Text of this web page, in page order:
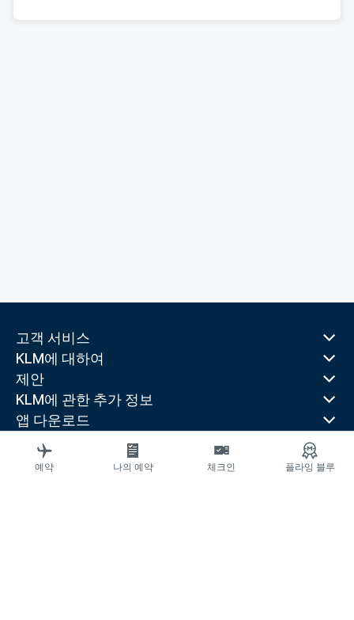
고객 서비스
KLM에 대하여
제안
KLM에 관한 추가 정보
앱 다운로드
관련 웹 사이트
여행 가이드
예약 나의 예약 체크인 플라잉 블루